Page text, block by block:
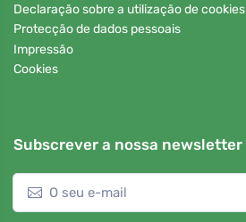
Declaração sobre a utilização de cookies
Protecção de dados pessoais
Impressão
Cookies
Subscrever a nossa newsletter